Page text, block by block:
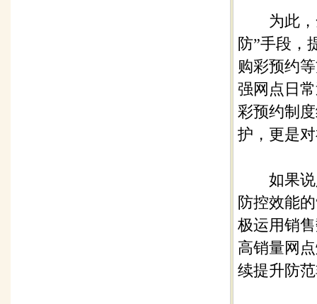
为此，全
防”手段，
购彩预约
强网点日
彩预约制
护，更是
如果说人
防控效能
极运用销
高销量网
续提升防